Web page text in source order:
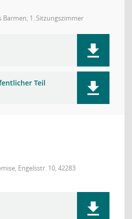
Barmen, 1. Sitzungszimmer
Teil
Engelsstr. 10, 42283